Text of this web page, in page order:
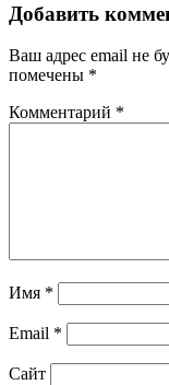
Добавить
Ваш адрес email не
помечены *
Комментарий *
Имя *
Email *
Сайт